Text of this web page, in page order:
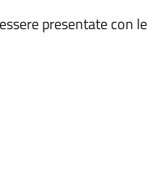
presentate con